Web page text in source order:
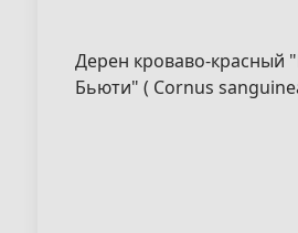
Дерен кроваво-красный
Бьюти" ( Cornus